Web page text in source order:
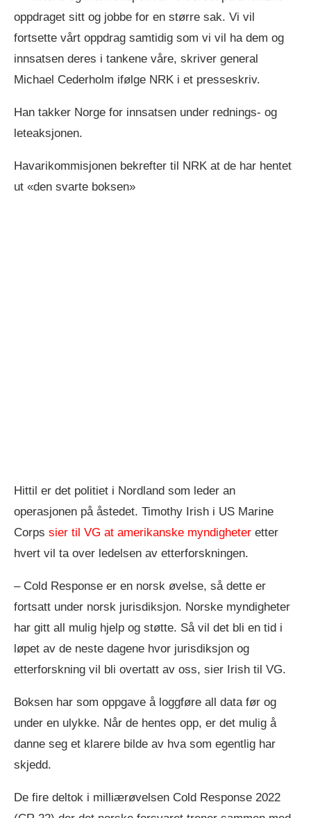
oppdraget sitt og jobbe for en større sak. Vi vil
fortsette vårt oppdrag samtidig som vi vil ha dem og
innsatsen deres i tankene våre, skriver general
Michael Cederholm ifølge NRK i et presseskriv.
Han takker Norge for innsatsen under rednings- og
leteaksjonen.
Havarikommisjonen bekrefter til NRK at de har hentet
ut «den svarte boksen»
Hittil er det politiet i Nordland som leder an
operasjonen på åstedet. Timothy Irish i US Marine
Corps sier til VG at amerikanske myndigheter etter
hvert vil ta over ledelsen av etterforskningen.
– Cold Response er en norsk øvelse, så dette er
fortsatt under norsk jurisdiksjon. Norske myndigheter
har gitt all mulig hjelp og støtte. Så vil det bli en tid i
løpet av de neste dagene hvor jurisdiksjon og
etterforskning vil bli overtatt av oss, sier Irish til VG.
Boksen har som oppgave å loggføre all data før og
under en ulykke. Når de hentes opp, er det mulig å
danne seg et klarere bilde av hva som egentlig har
skjedd.
De fire deltok i milliærøvelsen Cold Response 2022